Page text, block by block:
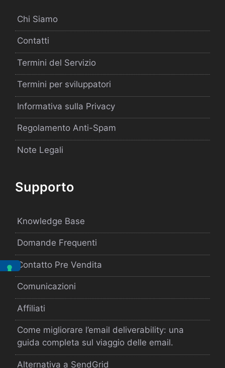
Chi Siamo
Contatti
Termini del Servizio
Termini per sviluppatori
Informativa sulla Privacy
Regolamento Anti-Spam
Note Legali
Supporto
Knowledge Base
Domande Frequenti
Contatto Pre Vendita
Comunicazioni
Affiliati
Come migliorare l’email deliverability: una
guida completa sul viaggio delle email.
Alternativa a SendGrid